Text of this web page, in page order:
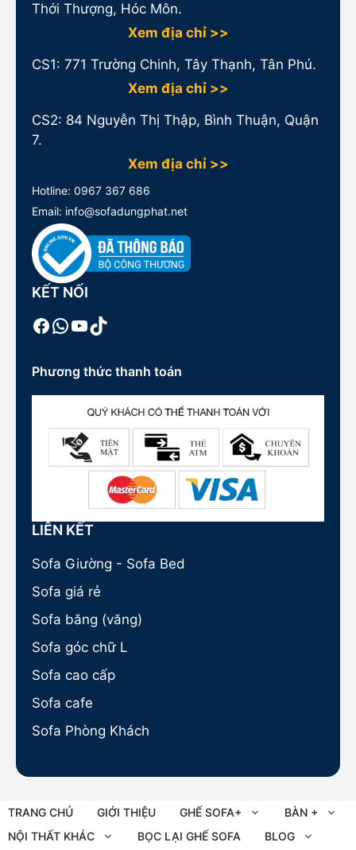
Thới Thượng, Hóc Môn.
Xem địa chỉ >>
CS1: 771 Trường Chinh, Tây Thạnh, Tân Phú.
Xem địa chỉ >>
CS2: 84 Nguyễn Thị Thập, Bình Thuận, Quận
7.
Xem địa chỉ >>
Hotline: 0967 367 686
Email: info@sofadungphat.net
KẾT NỐI
Facebook
WhatsApp
Youtube
TikTok
Phương thức thanh toán
LIÊN KẾT
Sofa Giường - Sofa Bed
Sofa giá rẻ
Sofa băng (văng)
Sofa góc chữ L
Sofa cao cấp
Sofa cafe
Sofa Phòng Khách
TRANG CHỦ GIỚI THIỆU GHẾ SOFA+
BÀN +
NỘI THẤT KHÁC
BỌC LẠI GHẾ SOFA BLOG